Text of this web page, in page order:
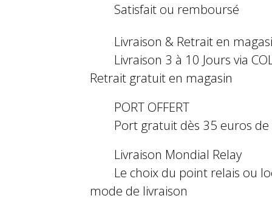
Satisfait ou remboursé
Livraison & Retrait en
Livraison 3 à 10 Jours via
Retrait gratuit en magasin
PORT OFFERT
Port gratuit dès 35 euros
Livraison Mondial Relay
Le choix du point relais ou
mode de livraison